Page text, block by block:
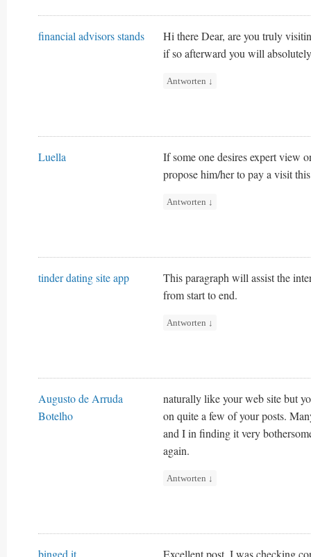
financial advisors stands
Hi there Dear, are you truly
if so afterward you will
Antworten ↓
Luella
If some one desires expert view
propose him/her to pay a visit
Antworten ↓
tinder dating site app
This paragraph will assist the
from start to end.
Antworten ↓
Augusto de Arruda
Botelho
naturally like your web site but
on quite a few of your posts.
and I in finding it very
again.
Antworten ↓
binged.it Excellent post. I was checking